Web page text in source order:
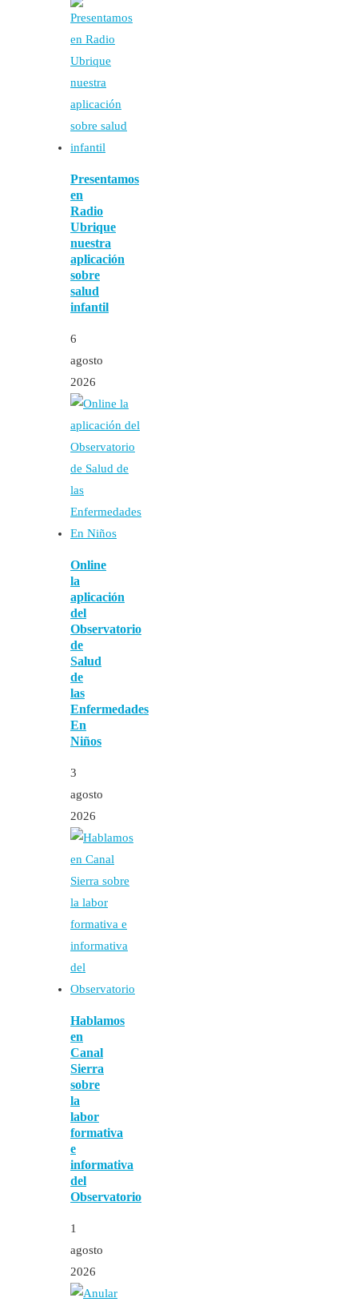
Presentamos
en
Radio
Ubrique
nuestra
aplicación
sobre
salud
infantil
6
agosto
2026
Online
la
aplicación
del
Observatorio
de
Salud
de
las
Enfermedades
En
Niños
3
agosto
2026
Hablamos
en
Canal
Sierra
sobre
la
labor
formativa
e
informativa
del
Observatorio
1
agosto
2026